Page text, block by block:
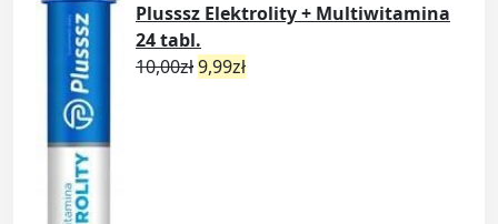
Plusssz Elektrolity + Multiwitamina
24 tabl.
10,00zł9,99zł